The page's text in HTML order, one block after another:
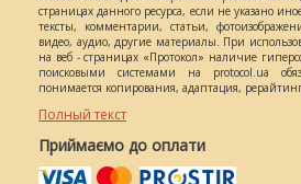
страницах данного ресурса, если не указано
тексты, комментарии, статьи,
видео, аудио, другие материалы. При
на веб - страницах «Протокол» наличие
поисковыми системами на protocol.ua
понимается копирования, адаптация,
Полный текст
Приймаємо до оплати